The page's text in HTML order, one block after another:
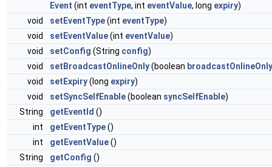
Event (int eventType, int eventValue, long expiry)
void
setEventType(int eventType)
void
setEventValue(int eventValue)
void
setConfig (String config)
void
setBroadcastOnlineOnly(boolean broadcastOnlineOnly
void
setExpiry(long expiry)
void
setSyncSelfEnable(boolean syncSelfEnable)
String
getEventId ()
int
getEventType()
int
getEventValue()
String
getConfig ()